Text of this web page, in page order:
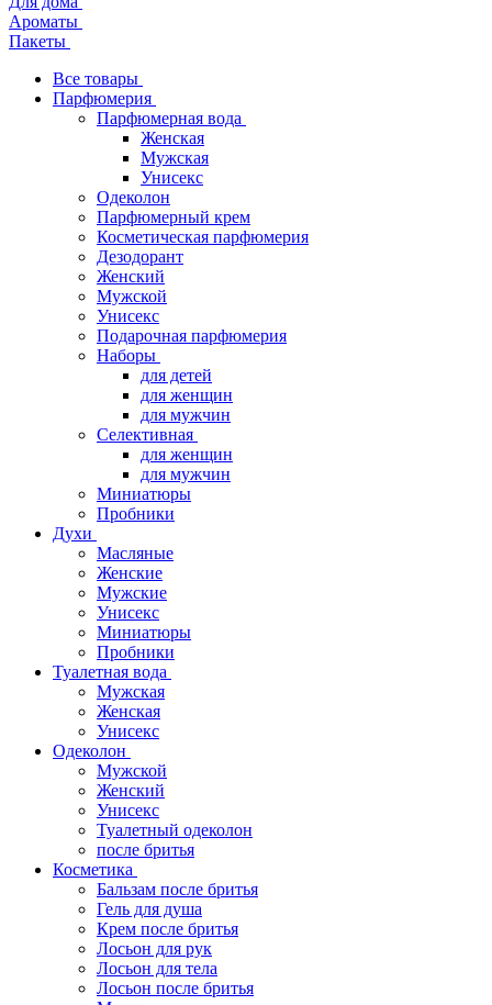
Ароматы
Пакеты
Все товары
Парфюмерия
Парфюмерная вода
Женская
Мужская
Унисекс
Одеколон
Парфюмерный крем
Косметическая парфюмерия
Дезодорант
Женский
Мужской
Унисекс
Подарочная парфюмерия
Наборы
для детей
для женщин
для мужчин
Селективная
для женщин
для мужчин
Миниатюры
Пробники
Духи
Масляные
Женские
Мужские
Унисекс
Миниатюры
Пробники
Туалетная вода
Мужская
Женская
Унисекс
Одеколон
Мужской
Женский
Унисекс
Туалетный одеколон
после бритья
Косметика
Бальзам после бритья
Гель для душа
Крем после бритья
Лосьон для рук
Лосьон для тела
Лосьон после бритья